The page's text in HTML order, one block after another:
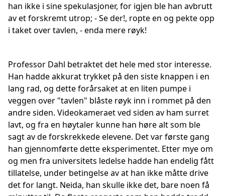
han ikke i sine spekulasjoner, for igjen ble han avbrutt
av et forskremt utrop; - Se der!, ropte en og pekte opp
i taket over tavlen, - enda mere røyk!
Professor Dahl betraktet det hele med stor interesse.
Han hadde akkurat trykket på den siste knappen i en
lang rad, og dette forårsaket at en liten pumpe i
veggen over "tavlen" blåste røyk inn i rommet på den
andre siden. Videokameraet ved siden av ham surret
lavt, og fra en høytaler kunne han høre alt som ble
sagt av de forskrekkede elevene. Det var første gang
han gjennomførte dette eksperimentet. Etter mye om
og men fra universitets ledelse hadde han endelig fått
tillatelse, under betingelse av at han ikke måtte drive
det for langt. Neida, han skulle ikke det, bare noen få